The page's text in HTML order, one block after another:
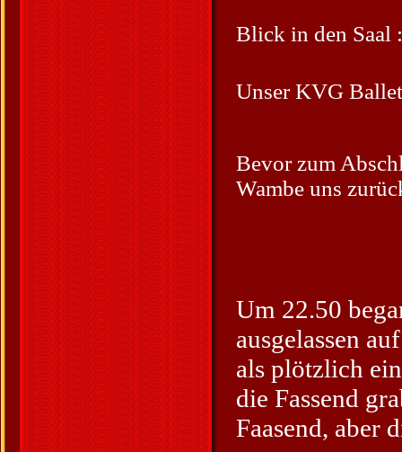
Blick in den Saal :
Unser KVG
Bevor zum
Wambe uns
Um 22.50
ausgelassen
als plötzlich
die Fassend
Faasend, aber